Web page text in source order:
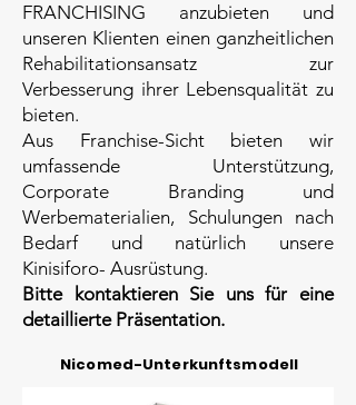
FRANCHISING anzubieten und
unseren Klienten einen ganzheitlichen
Rehabilitationsansatz zur
Verbesserung ihrer Lebensqualität zu
bieten.
Aus Franchise-Sicht bieten wir
umfassende Unterstützung,
Corporate Branding und
Werbematerialien, Schulungen nach
Bedarf und natürlich unsere
Kinisiforo- Ausrüstung.
Bitte kontaktieren Sie uns für eine
detaillierte Präsentation.
Nicomed-Unterkunftsmodell